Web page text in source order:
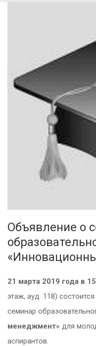
Объявление о
21 марта 2019 года в
этаж, ауд. 118)
семинар
менеджмент» для
аспирантов.